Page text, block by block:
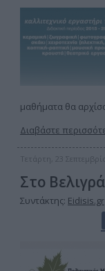
μαθήματα θα
Διαβάστε
Τετάρτη, 23
Στο
Συντάκτης: Eidisis.gr